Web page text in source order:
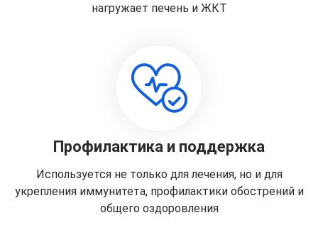
нагружает печень и ЖКТ
Профилактика и поддержка
Используется не только для лечения, но и для
укрепления иммунитета, профилактики обострений и
общего оздоровления